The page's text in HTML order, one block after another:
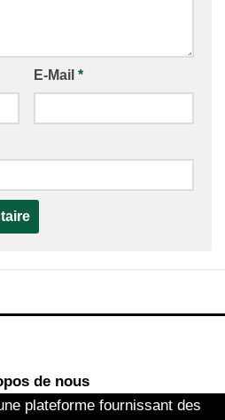
E-Mail *
de nous
plateforme fournissant des